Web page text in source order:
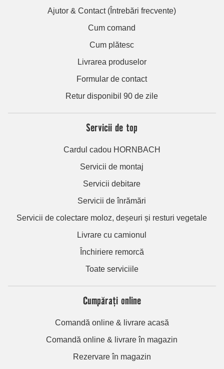
Ajutor & Contact (Întrebări frecvente)
Cum comand
Cum plătesc
Livrarea produselor
Formular de contact
Retur disponibil 90 de zile
Servicii de top
Cardul cadou HORNBACH
Servicii de montaj
Servicii debitare
Servicii de înrămări
Servicii de colectare moloz, deșeuri și resturi vegetale
Livrare cu camionul
Închiriere remorcă
Toate serviciile
Cumpărați online
Comandă online & livrare acasă
Comandă online & livrare în magazin
Rezervare în magazin